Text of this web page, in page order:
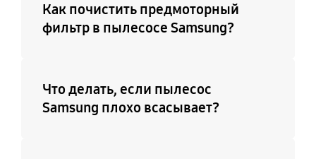
Как почистить предмоторный
фильтр в пылесосе Samsung?
Что делать, если пылесос
Samsung плохо всасывает?